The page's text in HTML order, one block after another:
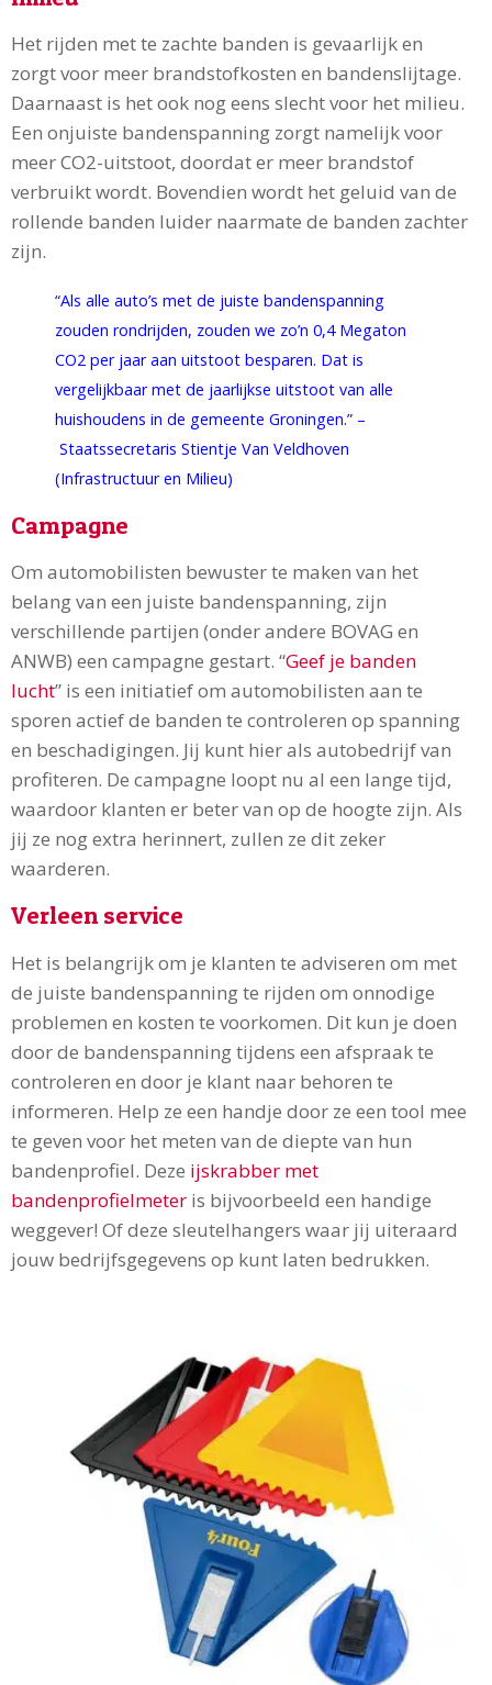
Het rijden met te zachte banden is gevaarlijk en
zorgt voor meer brandstofkosten en bandenslijtage.
Daarnaast is het ook nog eens slecht voor het milieu.
Een onjuiste bandenspanning zorgt namelijk voor
meer CO2-uitstoot, doordat er meer brandstof
verbruikt wordt. Bovendien wordt het geluid van de
rollende banden luider naarmate de banden zachter
zijn.
“Als alle auto’s met de juiste bandenspanning
zouden rondrijden, zouden we zo’n 0,4 Megaton
CO2 per jaar aan uitstoot besparen. Dat is
vergelijkbaar met de jaarlijkse uitstoot van alle
huishoudens in de gemeente Groningen.” –
Staatssecretaris Stientje Van Veldhoven
(Infrastructuur en Milieu)
Campagne
Om automobilisten bewuster te maken van het
belang van een juiste bandenspanning, zijn
verschillende partijen (onder andere BOVAG en
ANWB) een campagne gestart. “Geef je banden
lucht” is een initiatief om automobilisten aan te
sporen actief de banden te controleren op spanning
en beschadigingen. Jij kunt hier als autobedrijf van
profiteren. De campagne loopt nu al een lange tijd,
waardoor klanten er beter van op de hoogte zijn. Als
jij ze nog extra herinnert, zullen ze dit zeker
waarderen.
Verleen service
Het is belangrijk om je klanten te adviseren om met
de juiste bandenspanning te rijden om onnodige
problemen en kosten te voorkomen. Dit kun je doen
door de bandenspanning tijdens een afspraak te
controleren en door je klant naar behoren te
informeren. Help ze een handje door ze een tool mee
te geven voor het meten van de diepte van hun
bandenprofiel. Deze ijskrabber met
bandenprofielmeter is bijvoorbeeld een handige
weggever! Of deze sleutelhangers waar jij uiteraard
jouw bedrijfsgegevens op kunt laten bedrukken.